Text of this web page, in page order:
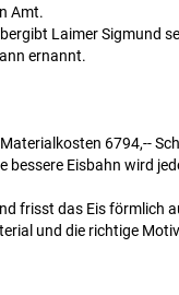
Amt.
Laimer Sigmund
ernannt.
6794,--
bessere Eisbahn wird
frisst das Eis förmlich
und die richtige